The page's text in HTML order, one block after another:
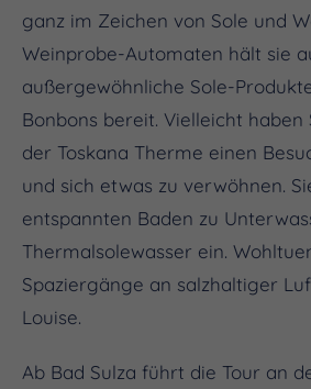
ganz im Zeichen von Sole und
Weinprobe-Automaten hält sie
außergewöhnliche Sole-
Bonbons bereit. Vielleicht haben
der Toskana Therme einen
und sich etwas zu verwöhnen.
entspannten Baden zu
Thermalsolewasser ein.
Spaziergänge an salzhaltiger
Louise.
Ab Bad Sulza führt die Tour an